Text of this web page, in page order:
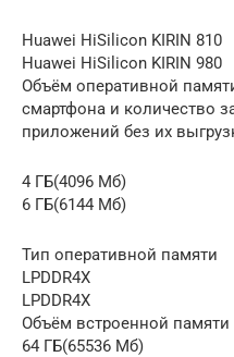
Huawei HiSilicon KIRIN 810
Huawei HiSilicon KIRIN 980
Объём оперативной
смартфона и количество
приложений без их
4 ГБ(4096 Мб)
6 ГБ(6144 Мб)
Тип оперативной памяти
LPDDR4X
LPDDR4X
Объём встроенной памяти
64 ГБ(65536 Мб)